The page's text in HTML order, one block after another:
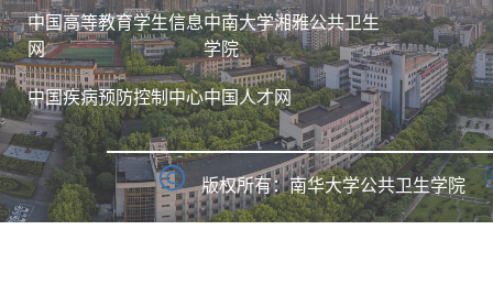
中国高等教育学生信息
网
中南大学湘雅公共卫生
学院
中国疾病预防控制中心中国人才网
版权所有：南华大学公共卫生学院